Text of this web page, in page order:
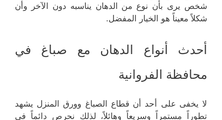
شخص يرى بأن نوع من الدهان يناسبه دون الآخر وأن
شكلاً معيناً هو الخيار المفضل.
أحدث أنواع الدهان مع صباغ في
محافظة الفروانية
لا يخفى على أحد أن قطاع الصباغ وورق المنزل يشهد
تطوراً مستمراً وسريعاً وهائلاً، لذلك نحرص دائماً في